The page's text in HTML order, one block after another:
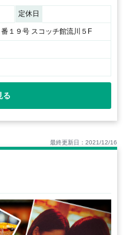
定休日
１９号 スコッチ館流川５F
る
最終更新日：2021/12/16